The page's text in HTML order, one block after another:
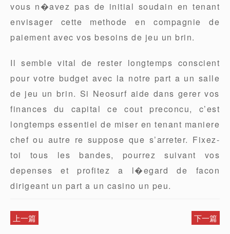
vous n�avez pas de initial soudain en tenant
envisager cette methode en compagnie de
paiement avec vos besoins de jeu un brin.
Il semble vital de rester longtemps conscient
pour votre budget avec la notre part a un salle
de jeu un brin. Si Neosurf aide dans gerer vos
finances du capital ce cout preconcu, c’est
longtemps essentiel de miser en tenant maniere
chef ou autre re suppose que s’arreter. Fixez-
toi tous les bandes, pourrez suivant vos
depenses et profitez a l�egard de facon
dirigeant un part a un casino un peu.
上一篇 下一篇